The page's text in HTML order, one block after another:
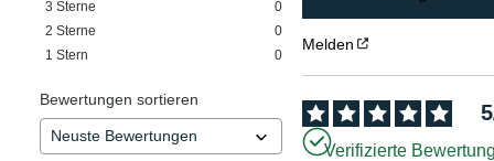
3 Sterne
0
2 Sterne
0
1 Stern 0
Bewertungen sortieren
Melden
5
Verifizierte